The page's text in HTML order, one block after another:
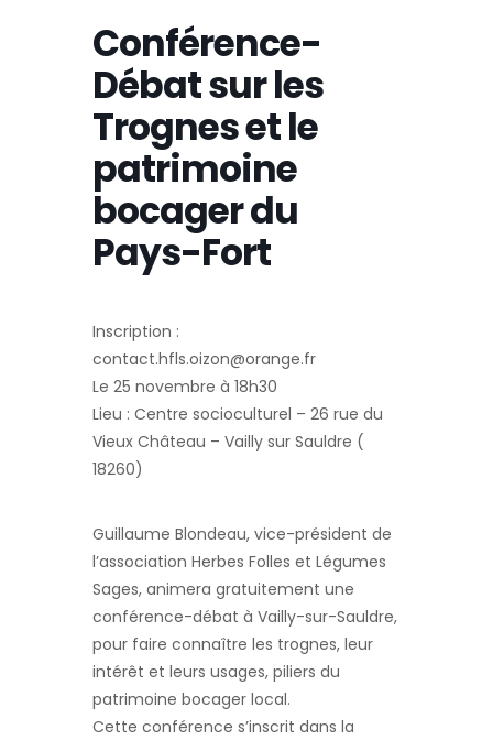
Conférence-
Débat sur les
Trognes et le
patrimoine
bocager du
Pays-Fort
Inscription :
contact.hfls.oizon@orange.fr
Le 25 novembre à 18h30
Lieu : Centre socioculturel – 26 rue du
Vieux Château – Vailly sur Sauldre (
18260)
Guillaume Blondeau, vice-président de
l’association Herbes Folles et Légumes
Sages, animera gratuitement une
conférence-débat à Vailly-sur-Sauldre,
pour faire connaître les trognes, leur
intérêt et leurs usages, piliers du
patrimoine bocager local.
Cette conférence s’inscrit dans la